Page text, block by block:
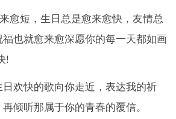
愈短，生日总是愈来愈快，友情总
也就愈来愈深愿你的每一天都如画
!
日欢快的歌向你走近，表达我的祈
倾听那属于你的青春的覆信。